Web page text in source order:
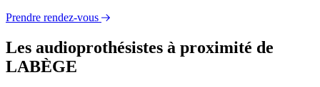
Prendre rendez-vous
Les audioprothésistes à proximité de
LABÈGE